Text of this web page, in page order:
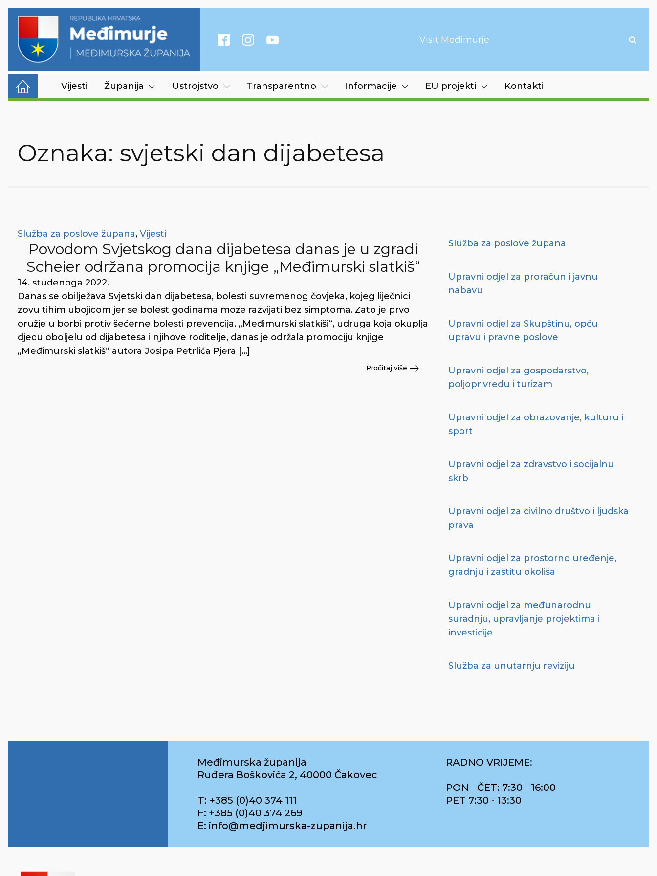
Visit Međimurje
Vijesti Županija Ustrojstvo Transparentno Informacije EU projekti Kontakti
Oznaka: svjetski dan dijabetesa
Služba za poslove župana, Vijesti
Povodom Svjetskog dana dijabetesa danas je u zgradi
Scheier održana promocija knjige „Međimurski slatkiš“
14. studenoga 2022.
Danas se obilježava Svjetski dan dijabetesa, bolesti suvremenog čovjeka, kojeg liječnici
zovu tihim ubojicom jer se bolest godinama može razvijati bez simptoma. Zato je prvo
oružje u borbi protiv šećerne bolesti prevencija. „Međimurski slatkiši“, udruga koja okuplja
djecu oboljelu od dijabetesa i njihove roditelje, danas je održala promociju knjige
„Međimurski slatkiš“ autora Josipa Petrlića Pjera […]
Pročitaj više
Služba za poslove župana
Upravni odjel za proračun i javnu
nabavu
Upravni odjel za Skupštinu, opću
upravu i pravne poslove
Upravni odjel za gospodarstvo,
poljoprivredu i turizam
Upravni odjel za obrazovanje, kulturu i
sport
Upravni odjel za zdravstvo i socijalnu
skrb
Upravni odjel za civilno društvo i ljudska
prava
Upravni odjel za prostorno uređenje,
gradnju i zaštitu okoliša
Upravni odjel za međunarodnu
suradnju, upravljanje projektima i
investicije
Služba za unutarnju reviziju
Međimurska županija
Ruđera Boškovića 2, 40000 Čakovec
T: +385 (0)40 374 111
F: +385 (0)40 374 269
E: info@medjimurska-zupanija.hr
RADNO VRIJEME:
PON - ČET: 7:30 - 16:00
PET 7:30 - 13:30